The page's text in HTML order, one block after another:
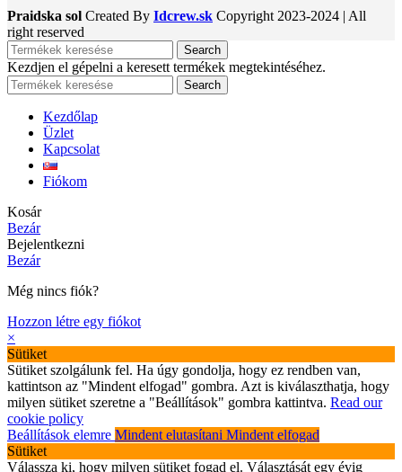
Praidska sol Created By Idcrew.sk Copyright 2023-2024 | All
right reserved
Search
Kezdjen el gépelni a keresett termékek megtekintéséhez.
Search
Kezdőlap
Üzlet
Kapcsolat
Fiókom
Kosár
Bezár
Bejelentkezni
Bezár
Még nincs fiók?
Hozzon létre egy fiókot
×
Sütiket
Sütiket szolgálunk fel. Ha úgy gondolja, hogy ez rendben van,
kattintson az "Mindent elfogad" gombra. Azt is kiválaszthatja, hogy
milyen sütiket szeretne a "Beállítások" gombra kattintva. Read our
cookie policy
Beállítások elemre Mindent elutasítani Mindent elfogad
Sütiket
Válassza ki, hogy milyen sütiket fogad el. Választását egy évig